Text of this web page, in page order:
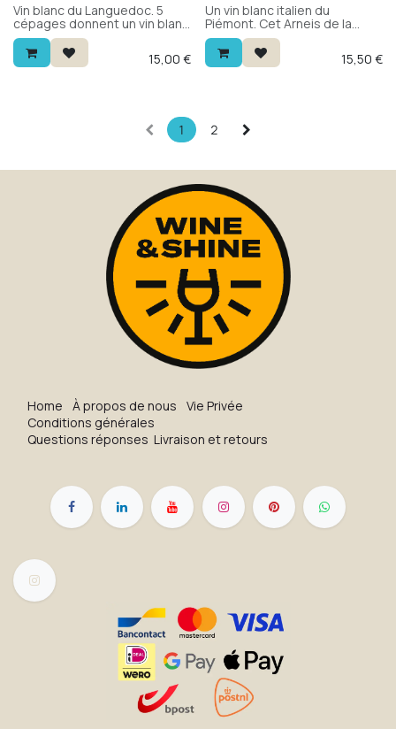
Vin blanc du Languedoc. 5
cépages donnent un vin blanc
complexe et généreux, avec
la fraîcheur nécessaire pour
un bel équilibre. 15,00 €
Un vin blanc italien du
Piémont. Cet Arneis de la
région des Langhe est frais,
fruité et élégant. À déguster
à l'apéritif ou au repas. Un vin
15,50 €
1 2
H​o​me À propos de nous
Vie Privée
Conditions générales
Questions réponses Livraison et retours